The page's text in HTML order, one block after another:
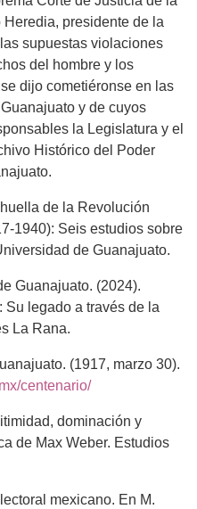
presidente de la
supuestas violaciones
del hombre y los
dijo cometiéronse en las
y de cuyos
la Legislatura y el
Histórico del Poder
de la Revolución
1940): Seis estudios sobre
de Guanajuato.
Guanajuato. (2024).
Su legado a través de la
La Rana.
(1917, marzo 30).
centenario/
dominación y
de Max Weber. Estudios
mexicano. En M.